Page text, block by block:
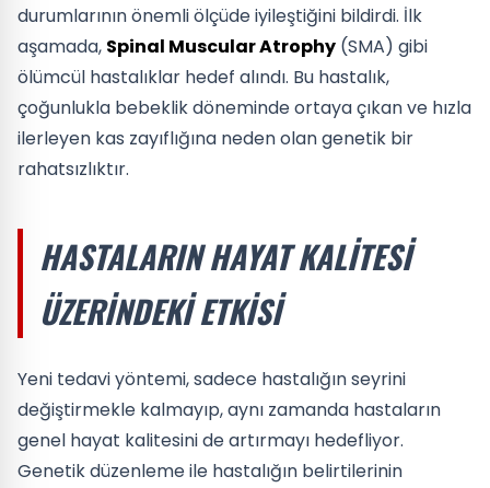
durumlarının önemli ölçüde iyileştiğini bildirdi. İlk
aşamada, Spinal Muscular Atrophy (SMA) gibi
ölümcül hastalıklar hedef alındı. Bu hastalık,
çoğunlukla bebeklik döneminde ortaya çıkan ve hızla
ilerleyen kas zayıflığına neden olan genetik bir
rahatsızlıktır.
HASTALARIN HAYAT KALITESI
ÜZERINDEKI ETKISI
Yeni tedavi yöntemi, sadece hastalığın seyrini
değiştirmekle kalmayıp, aynı zamanda hastaların
genel hayat kalitesini de artırmayı hedefliyor.
Genetik düzenleme ile hastalığın belirtilerinin